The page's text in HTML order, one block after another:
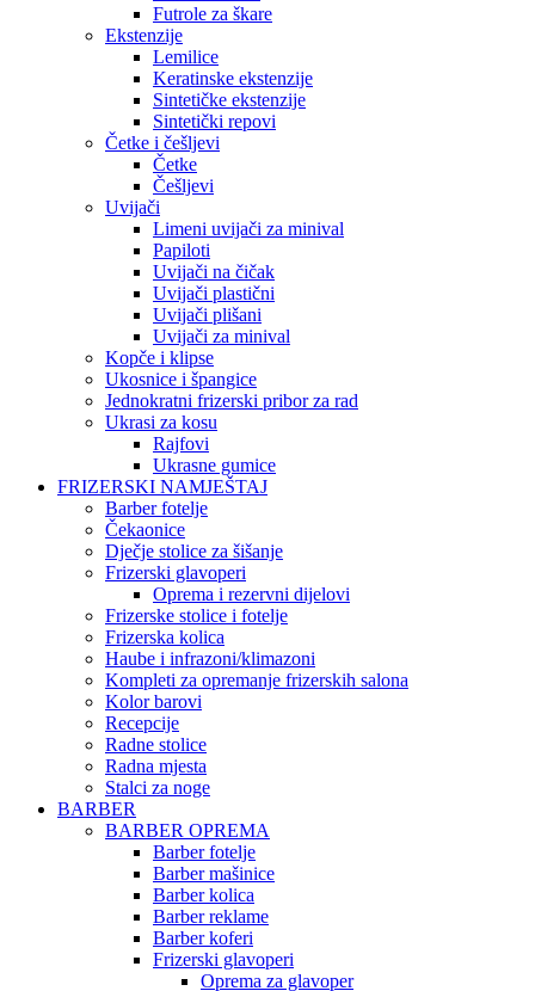
Futrole za škare
Ekstenzije
Lemilice
Keratinske ekstenzije
Sintetičke ekstenzije
Sintetički repovi
Četke i češljevi
Četke
Češljevi
Uvijači
Limeni uvijači za minival
Papiloti
Uvijači na čičak
Uvijači plastični
Uvijači plišani
Uvijači za minival
Kopče i klipse
Ukosnice i špangice
Jednokratni frizerski pribor za rad
Ukrasi za kosu
Rajfovi
Ukrasne gumice
FRIZERSKI NAMJEŠTAJ
Barber fotelje
Čekaonice
Dječje stolice za šišanje
Frizerski glavoperi
Oprema i rezervni dijelovi
Frizerske stolice i fotelje
Frizerska kolica
Haube i infrazoni/klimazoni
Kompleti za opremanje frizerskih salona
Kolor barovi
Recepcije
Radne stolice
Radna mjesta
Stalci za noge
BARBER
BARBER OPREMA
Barber fotelje
Barber mašinice
Barber kolica
Barber reklame
Barber koferi
Frizerski glavoperi
Oprema za glavoper